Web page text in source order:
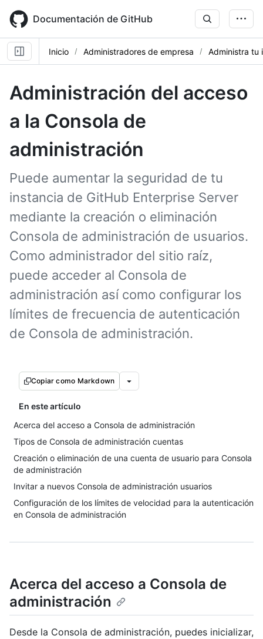
main
content
Documentación de GitHub
Inicio Administradores de empresa Administra tu
Administración del acceso
a la Consola de
administración
Puede aumentar la seguridad de tu
instancia de GitHub Enterprise Server
mediante la creación o eliminación
Consola de administración de usuarios.
Como administrador del sitio raíz,
puede acceder al Consola de
administración así como configurar los
límites de frecuencia de autenticación
de Consola de administración.
Copiar como Markdown
En este artículo
Acerca del acceso a Consola de administración
Tipos de Consola de administración cuentas
Creación o eliminación de una cuenta de usuario para Consola
de administración
Invitar a nuevos Consola de administración usuarios
Configuración de los límites de velocidad para la autenticación
en Consola de administración
Acerca del acceso a Consola de
administración
Desde la Consola de administración, puedes inicializar,